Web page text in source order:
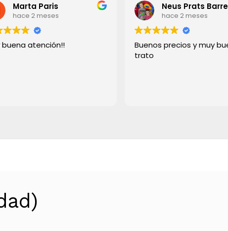
Marta Paris
hace 2 meses
buena atención!!
Neus Prats
hace 2 meses
Buenos precios y muy
trato